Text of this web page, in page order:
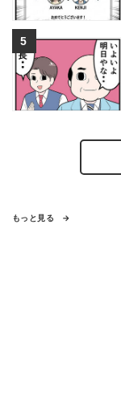
もっと見る